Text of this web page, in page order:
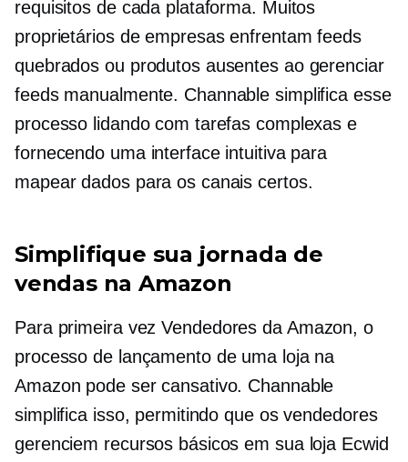
requisitos de cada plataforma. Muitos
proprietários de empresas enfrentam feeds
quebrados ou produtos ausentes ao gerenciar
feeds manualmente. Channable simplifica esse
processo lidando com tarefas complexas e
fornecendo uma interface intuitiva para
mapear dados para os canais certos.
Simplifique sua jornada de
vendas na Amazon
Para primeira vez Vendedores da Amazon, o
processo de lançamento de uma loja na
Amazon pode ser cansativo. Channable
simplifica isso, permitindo que os vendedores
gerenciem recursos básicos em sua loja Ecwid